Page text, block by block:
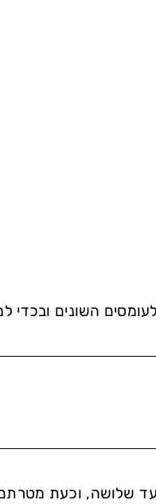
השונים ובכדי
עד שלושה, וכעת